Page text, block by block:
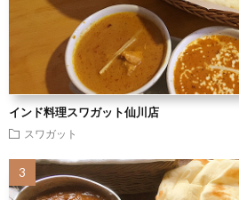
インド料理スワガット仙川店
スワガット